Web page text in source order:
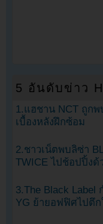
5 อันดับข่าว
1.แฮชาน NCT ถูก
เบื้องหลังฝึกซ้อม
2.ชาวเน็ตพบลิซ่า
TWICE ไปช้อปปิ้งด้
3.The Black Label
YG ย้ายอฟฟิศไปตึ